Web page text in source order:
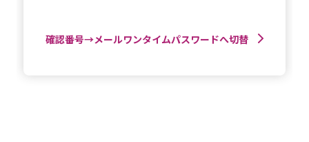
確認番号→メールワンタイムパスワードへ切替